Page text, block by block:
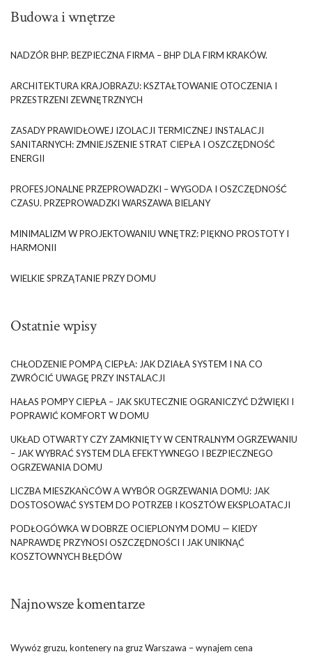
Budowa i wnętrze
NADZÓR BHP. BEZPIECZNA FIRMA – BHP DLA FIRM KRAKÓW.
ARCHITEKTURA KRAJOBRAZU: KSZTAŁTOWANIE OTOCZENIA I
PRZESTRZENI ZEWNĘTRZNYCH
ZASADY PRAWIDŁOWEJ IZOLACJI TERMICZNEJ INSTALACJI
SANITARNYCH: ZMNIEJSZENIE STRAT CIEPŁA I OSZCZĘDNOŚĆ
ENERGII
PROFESJONALNE PRZEPROWADZKI – WYGODA I OSZCZĘDNOŚĆ
CZASU. PRZEPROWADZKI WARSZAWA BIELANY
MINIMALIZM W PROJEKTOWANIU WNĘTRZ: PIĘKNO PROSTOTY I
HARMONII
WIELKIE SPRZĄTANIE PRZY DOMU
Ostatnie wpisy
CHŁODZENIE POMPĄ CIEPŁA: JAK DZIAŁA SYSTEM I NA CO
ZWRÓCIĆ UWAGĘ PRZY INSTALACJI
HAŁAS POMPY CIEPŁA – JAK SKUTECZNIE OGRANICZYĆ DŹWIĘKI I
POPRAWIĆ KOMFORT W DOMU
UKŁAD OTWARTY CZY ZAMKNIĘTY W CENTRALNYM OGRZEWANIU
– JAK WYBRAĆ SYSTEM DLA EFEKTYWNEGO I BEZPIECZNEGO
OGRZEWANIA DOMU
LICZBA MIESZKAŃCÓW A WYBÓR OGRZEWANIA DOMU: JAK
DOSTOSOWAĆ SYSTEM DO POTRZEB I KOSZTÓW EKSPLOATACJI
PODŁOGÓWKA W DOBRZE OCIEPLONYM DOMU — KIEDY
NAPRAWDĘ PRZYNOSI OSZCZĘDNOŚCI I JAK UNIKNĄĆ
KOSZTOWNYCH BŁĘDÓW
Najnowsze komentarze
Wywóz gruzu, kontenery na gruz Warszawa – wynajem cena